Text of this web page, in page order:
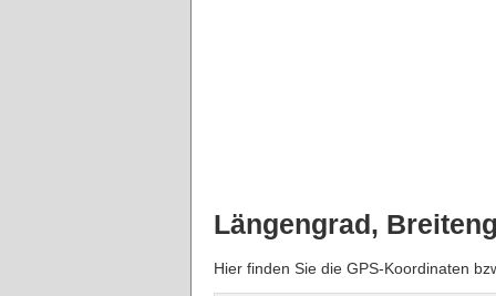
Längengrad,
Hier finden Sie die GPS-Koordinaten